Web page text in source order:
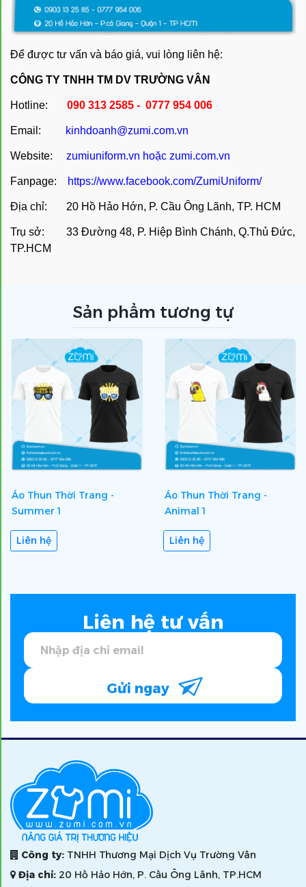
Để được tư vấn và báo giá, vui lòng liên hệ:
CÔNG TY TNHH TM DV TRƯỜNG VÂN
Hotline: 090 313 2585 - 0777 954 006
Email: kinhdoanh@zumi.com.vn
Website: zumiuniform.vn hoặc zumi.com.vn
Fanpage: https://www.facebook.com/ZumiUniform/
Địa chỉ: 20 Hồ Hảo Hớn, P. Cầu Ông Lãnh, TP. HCM
Trụ sở: 33 Đường 48, P. Hiệp Bình Chánh, Q.Thủ Đức,
TP.HCM
Sản phẩm tương tự
Áo Thun Thời Trang -
Summer 1
Liên hệ
Áo Thun Thời Trang -
Animal 1
Liên hệ
Liên hệ tư vấn
Gửi ngay
Công ty: TNHH Thương Mại Dịch Vụ Trường Vân
Địa chỉ: 20 Hồ Hảo Hớn, P. Cầu Ông Lãnh, TP.HCM